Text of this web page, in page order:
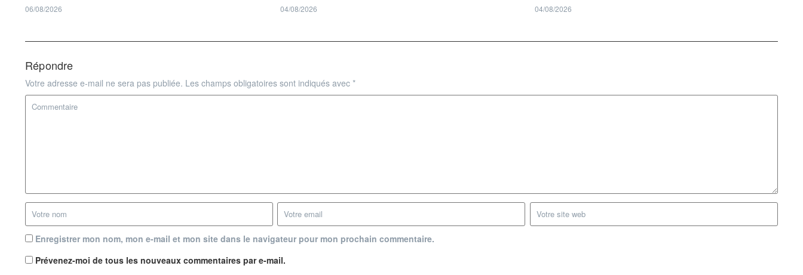
06/08/2026 04/08/2026 04/08/2026
Répondre
Votre adresse e-mail ne sera pas publiée. Les champs obligatoires sont indiqués avec *
Enregistrer mon nom, mon e-mail et mon site dans le navigateur pour mon prochain commentaire.
Prévenez-moi de tous les nouveaux commentaires par e-mail.